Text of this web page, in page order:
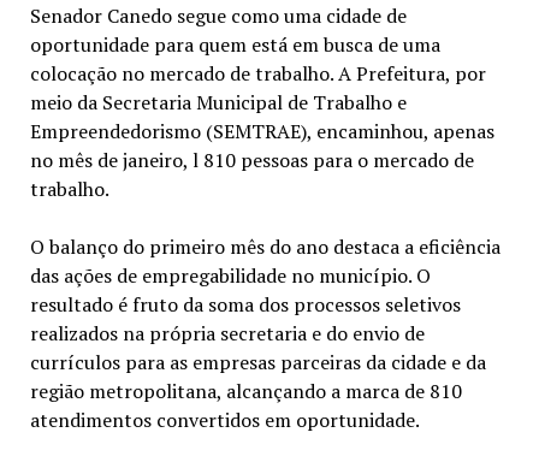
Senador Canedo segue como uma cidade de
oportunidade para quem está em busca de uma
colocação no mercado de trabalho. A Prefeitura, por
meio da Secretaria Municipal de Trabalho e
Empreendedorismo (SEMTRAE), encaminhou, apenas
no mês de janeiro, l 810 pessoas para o mercado de
trabalho.
O balanço do primeiro mês do ano destaca a eficiência
das ações de empregabilidade no município. O
resultado é fruto da soma dos processos seletivos
realizados na própria secretaria e do envio de
currículos para as empresas parceiras da cidade e da
região metropolitana, alcançando a marca de 810
atendimentos convertidos em oportunidade.